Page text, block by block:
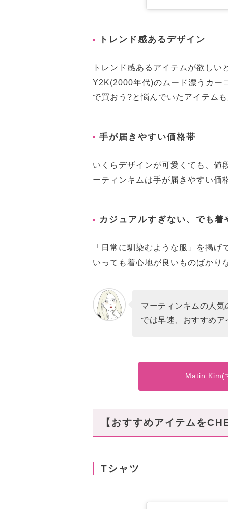
トレンド感あるデザイン
トレンド感あるアイテムが欲し
Y2K(2000年代)のムード漂うカー
で買おう?と悩んでいたアイテム
手が届きやすい価格帯
いくらデザインが可愛くても、値
ーティンキムは手が届きやすい価
カジュアルすぎない、でも着
「日常に馴染むような服」を掲
いっても着心地が良いものばかり
マーティンキムの人
では早速、おすすめ
Matin Kim(
【おすすめアイテムを
Tシャツ